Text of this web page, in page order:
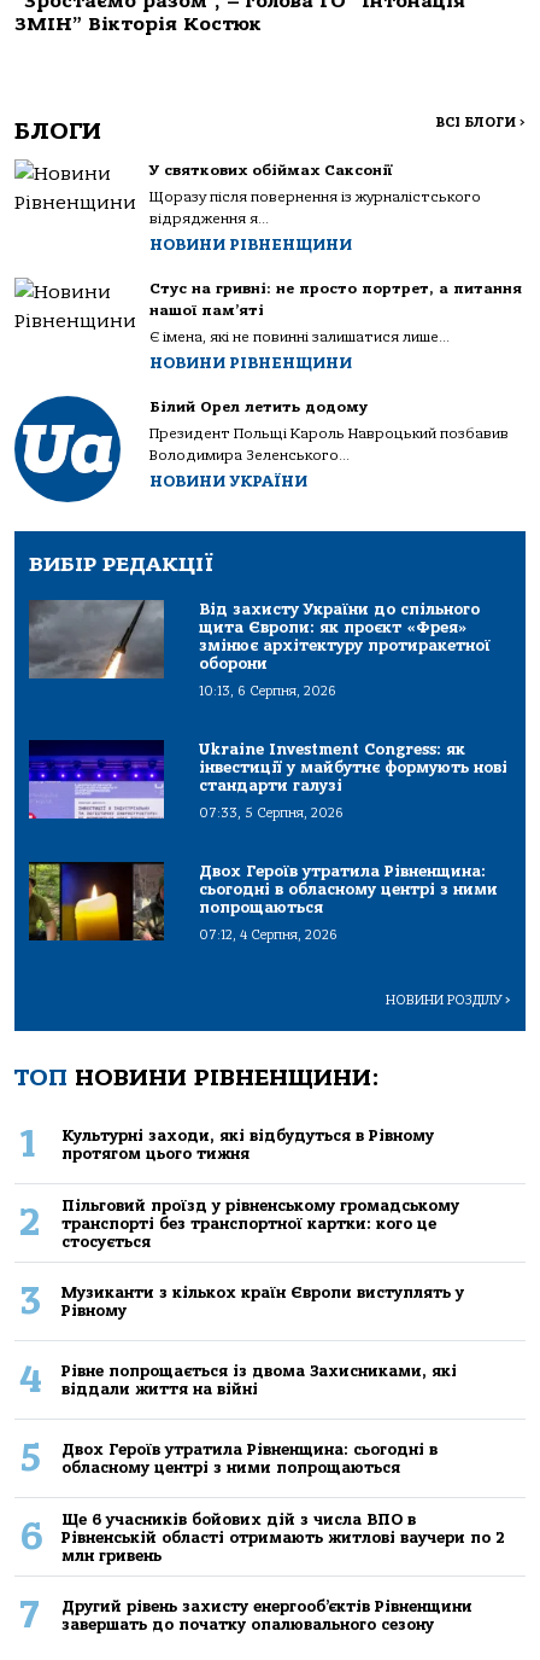
ЗМІН” Вікторія Костюк
БЛОГИ ВСІ БЛОГИ >
У святкових обіймах Саксонії
Щоразу після повернення із журналістського
відрядження я...
НОВИНИ РІВНЕНЩИНИ
Стус на гривні: не просто портрет, а питання
нашої пам’яті
Є імена, які не повинні залишатися лише...
НОВИНИ РІВНЕНЩИНИ
Білий Орел летить додому
Президент Польщі Кароль Навроцький позбавив
Володимира Зеленського...
НОВИНИ УКРАЇНИ
ВИБІР РЕДАКЦІЇ
Від захисту України до спільного
щита Європи: як проєкт «Фрея»
змінює архітектуру протиракетної
оборони
10:13, 6 Серпня, 2026
Ukraine Investment Congress: як
інвестиції у майбутнє формують нові
стандарти галузі
07:33, 5 Серпня, 2026
Двох Героїв утратила Рівненщина:
сьогодні в обласному центрі з ними
попрощаються
07:12, 4 Серпня, 2026
НОВИНИ РОЗДІЛУ>
ТОП НОВИНИ РІВНЕНЩИНИ:
1
Культурні заходи, які відбудуться в Рівному
протягом цього тижня
2
Пільговий проїзд у рівненському громадському
транспорті без транспортної картки: кого це
стосується
3
Музиканти з кількох країн Європи виступлять у
Рівному
4
Рівне попрощається із двома Захисниками, які
віддали життя на війні
5
Двох Героїв утратила Рівненщина: сьогодні в
обласному центрі з ними попрощаються
6
Ще 6 учасників бойових дій з числа ВПО в
Рівненській області отримають житлові ваучери по 2
млн гривень
7
Другий рівень захисту енергооб’єктів Рівненщини
завершать до початку опалювального сезону